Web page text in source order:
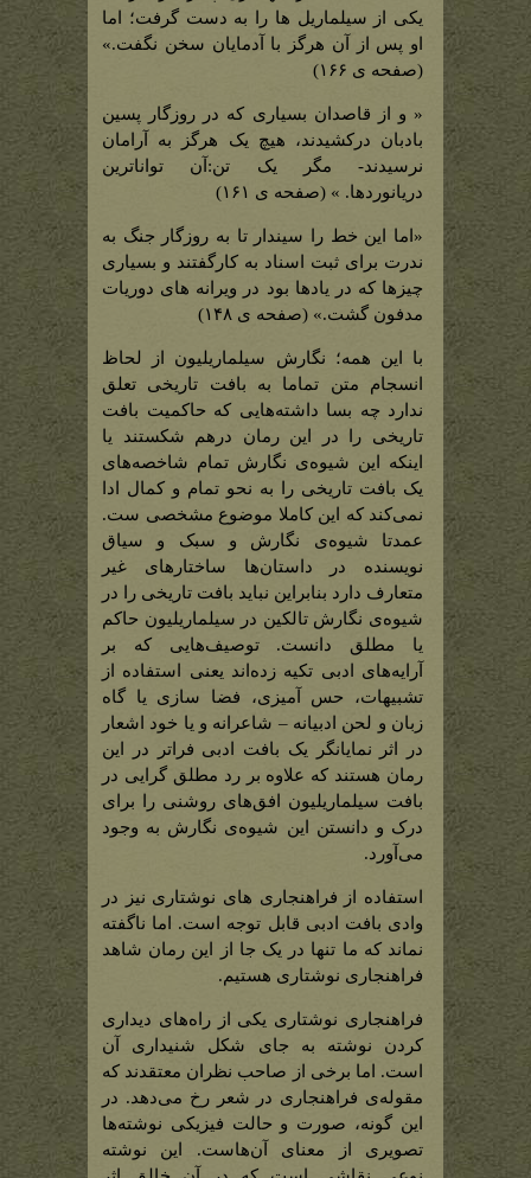
یکی از سیلماریل ها را به دست گرفت؛ اما
او پس از آن هرگز با آدمایان سخن نگفت.»
(صفحه ی ۱۶۶)
« و از قاصدان بسیاری که در روزگار پسین
بادبان درکشیدند، هیچ یک هرگز به آرامان
نرسیدند- مگر یک تن:آن تواناترین
دریانوردها. » (صفحه ی ۱۶۱)
«اما این خط را سیندار تا به روزگار جنگ به
ندرت برای ثبت اسناد به کارگفتند و بسیاری
چیزها که در یادها بود در ویرانه های دوریات
مدفون گشت.» (صفحه ی ۱۴۸)
با این همه؛ نگارش سیلماریلیون از لحاظ
انسجام متن تماما به بافت تاریخی تعلق
ندارد چه بسا داشته‌هایی که حاکمیت بافت
تاریخی را در این رمان درهم شکستند یا
اینکه این شیوه‌ی نگارش تمام شاخصه‌های
یک بافت تاریخی را به نحو تمام و کمال ادا
نمی‌کند که این کاملا موضوع مشخصی ست.
عمدتا شیوه‌ی نگارش و سبک و سیاق
نویسنده در داستان‌ها ساختارهای غیر
متعارف دارد بنابراین نباید بافت تاریخی را در
شیوه‌ی نگارش تالکین در سیلماریلیون حاکم
یا مطلق دانست. توصیف‌هایی که بر
آرایه‌های ادبی تکیه زده‌اند یعنی استفاده از
تشبیهات، حس آمیزی، فضا سازی یا گاه
زبان و لحن ادبیانه – شاعرانه و یا خود اشعار
در اثر نمایانگر یک بافت ادبی فراتر در این
رمان هستند که علاوه بر رد مطلق گرایی در
بافت سیلماریلیون افق‌های روشنی را برای
درک و دانستن این شیوه‌ی نگارش به وجود
می‌آورد.
استفاده از فراهنجاری های نوشتاری نیز در
وادی بافت ادبی قابل توجه است. اما ناگفته
نماند که ما تنها در یک جا از این رمان شاهد
فراهنجاری نوشتاری هستیم.
فراهنجاری نوشتاری یکی از راه‌های دیداری
کردن نوشته به جای شکل شنیداری آن
است. اما برخی از صاحب نظران معتقدند که
مقوله‌ی فراهنجاری در شعر رخ می‌دهد. در
این گونه، صورت و حالت فیزیکی نوشته‌ها
تصویری از معنای آن‌هاست. این نوشته